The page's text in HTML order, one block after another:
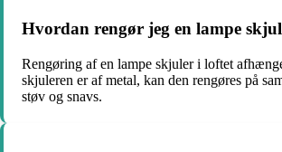
Hvordan rengør jeg en lampe
Rengøring af en lampe skjuler i loftet
skjuleren er af metal, kan den rengøres på
støv og snavs.